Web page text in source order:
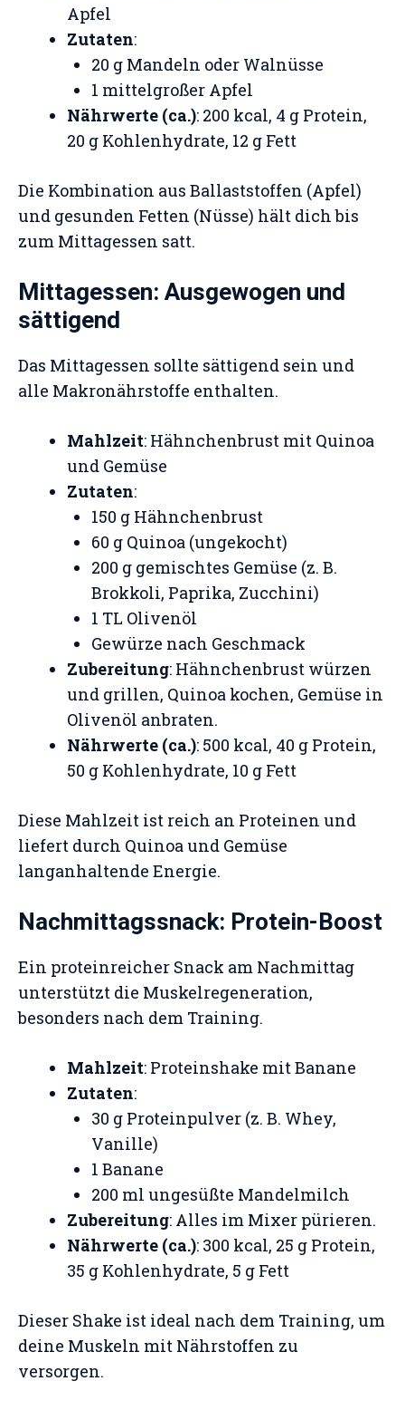
Apfel
Zutaten:
20 g Mandeln oder Walnüsse
1 mittelgroßer Apfel
Nährwerte (ca.): 200 kcal, 4 g Protein,
20 g Kohlenhydrate, 12 g Fett
Die Kombination aus Ballaststoffen (Apfel)
und gesunden Fetten (Nüsse) hält dich bis
zum Mittagessen satt.
Mittagessen: Ausgewogen und
sättigend
Das Mittagessen sollte sättigend sein und
alle Makronährstoffe enthalten.
Mahlzeit: Hähnchenbrust mit Quinoa
und Gemüse
Zutaten:
150 g Hähnchenbrust
60 g Quinoa (ungekocht)
200 g gemischtes Gemüse (z. B.
Brokkoli, Paprika, Zucchini)
1 TL Olivenöl
Gewürze nach Geschmack
Zubereitung: Hähnchenbrust würzen
und grillen, Quinoa kochen, Gemüse in
Olivenöl anbraten.
Nährwerte (ca.): 500 kcal, 40 g Protein,
50 g Kohlenhydrate, 10 g Fett
Diese Mahlzeit ist reich an Proteinen und
liefert durch Quinoa und Gemüse
langanhaltende Energie.
Nachmittagssnack: Protein-Boost
Ein proteinreicher Snack am Nachmittag
unterstützt die Muskelregeneration,
besonders nach dem Training.
Mahlzeit: Proteinshake mit Banane
Zutaten:
30 g Proteinpulver (z. B. Whey,
Vanille)
1 Banane
200 ml ungesüßte Mandelmilch
Zubereitung: Alles im Mixer pürieren.
Nährwerte (ca.): 300 kcal, 25 g Protein,
35 g Kohlenhydrate, 5 g Fett
Dieser Shake ist ideal nach dem Training, um
deine Muskeln mit Nährstoffen zu
versorgen.